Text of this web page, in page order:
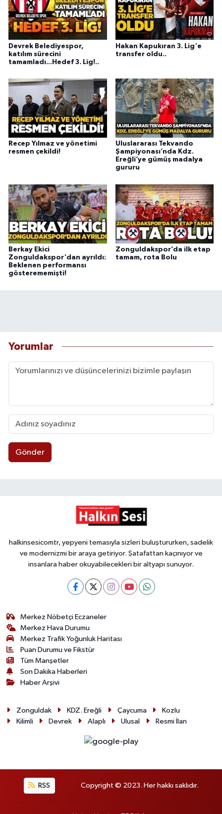
Devrek Belediyespor,
katılım sürecini
tamamladı...Hedef 3. Lig!..
Hakan Kapukıran 3. Lig'e
transfer oldu..
Recep Yılmaz ve yönetimi
resmen çekildi!
Uluslararası Tekvando
Şampiyonası’nda Kdz.
Ereğli’ye gümüş madalya
gururu
Berkay Ekici
Zonguldakspor'dan ayrıldı:
Beklenen performansı
gösterememişti!
Zonguldakspor’da ilk etap
tamam, rota Bolu
Yorumlar
Gönder
halkinsesicomtr, yepyeni temasıyla sizleri buluştururken, sadelik
ve modernizmi bir araya getiriyor. Şatafattan kaçınıyor ve
insanlara haber okuyabilecekleri bir altyapı sunuyor.
Merkez Nöbetçi Eczaneler
Merkez Hava Durumu
Merkez Trafik Yoğunluk Haritası
Puan Durumu ve Fikstür
Tüm Manşetler
Son Dakika Haberleri
Haber Arşivi
Zonguldak KDZ. Ereğli Çaycuma
Kozlu
Kilimli
Devrek Alaplı Ulusal Resmi İlan
RSS Copyright © 2023. Her hakkı saklıdır.